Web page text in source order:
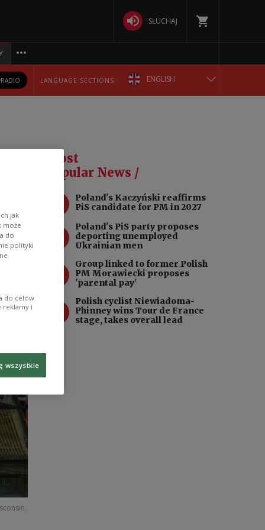
SŁUCHAJ
RADIO LANGUAGE SECTIONS: ENGLISH
РУССКИЙ
УКРАЇНСЬКА
of
Most
Popular News /
Poland's Kaczyński reaffirms
PiS candidate for PM in 2027
Poland's PiS party proposes
deporting unemployed
Ukrainian men
Group linked to former Polish
PM Morawiecki proposes
'parental pay'
Polish cyclist Niewiadoma-
Phinney wins Tour de France
stage, takes overall lead
jak
może
do
polityki
do celów
reklamy i
wszystkie